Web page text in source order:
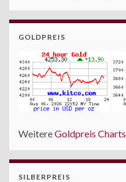
GOLDPREIS
WeitereGoldpreis Charts
SILBERPREIS